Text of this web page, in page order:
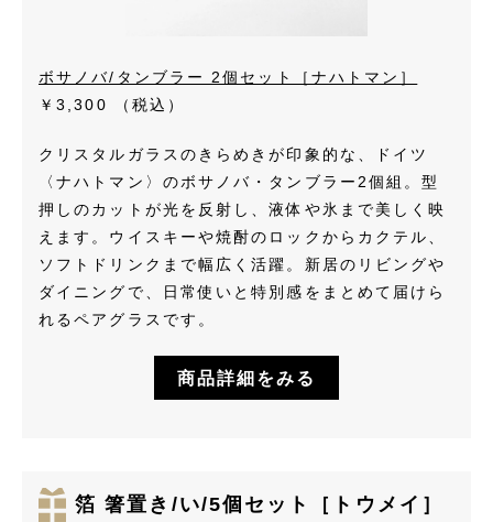
ボサノバ/タンブラー 2個セット［ナハトマン］
￥3,300
（税込）
クリスタルガラスのきらめきが印象的な、ドイツ
〈ナハトマン〉のボサノバ・タンブラー2個組。型
押しのカットが光を反射し、液体や氷まで美しく映
えます。ウイスキーや焼酎のロックからカクテル、
ソフトドリンクまで幅広く活躍。新居のリビングや
ダイニングで、日常使いと特別感をまとめて届けら
れるペアグラスです。
商品詳細をみる
箔 箸置き/い/5個セット［トウメイ］